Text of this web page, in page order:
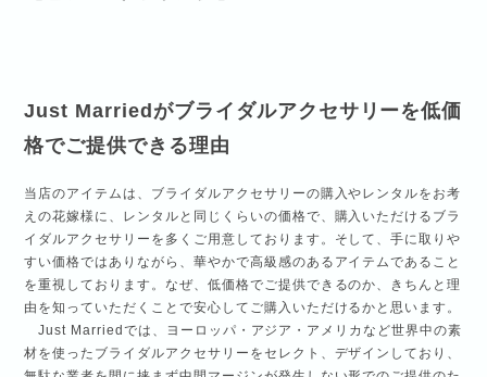
Just Marriedがブライダルアクセサリーを低価
格でご提供できる理由
当店のアイテムは、ブライダルアクセサリーの購入やレンタルをお考
えの花嫁様に、レンタルと同じくらいの価格で、購入いただけるブラ
イダルアクセサリーを多くご用意しております。そして、手に取りや
すい価格ではありながら、華やかで高級感のあるアイテムであること
を重視しております。なぜ、低価格でご提供できるのか、きちんと理
由を知っていただくことで安心してご購入いただけるかと思います。
Just Marriedでは、ヨーロッパ・アジア・アメリカなど世界中の素
材を使ったブライダルアクセサリーをセレクト、デザインしており、